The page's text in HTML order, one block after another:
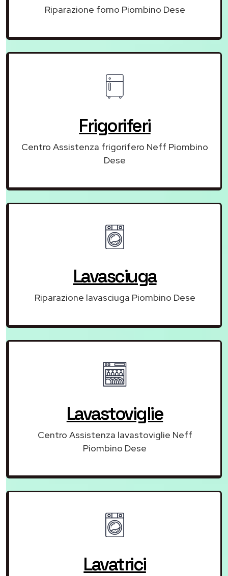
Riparazione forno Piombino Dese
Frigoriferi
Centro Assistenza frigorifero Neff Piombino
Dese
Lavasciuga
Riparazione lavasciuga Piombino Dese
Lavastoviglie
Centro Assistenza lavastoviglie Neff
Piombino Dese
Lavatrici